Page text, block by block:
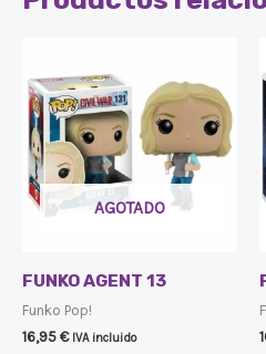
AGOTADO
FUNKO AGENT 13
Funko Pop!
16,95€ IVA incluido